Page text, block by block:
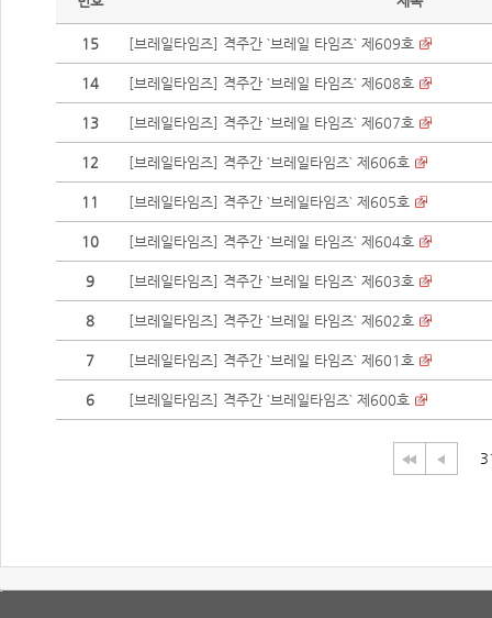
15 [브레일타임즈] 격주간 `브레일 타임즈` 제609호
14 [브레일타임즈] 격주간 `브레일 타임즈` 제608호
13 [브레일타임즈] 격주간 `브레일 타임즈` 제607호
12 [브레일타임즈] 격주간 `브레일타임즈` 제606호
11 [브레일타임즈] 격주간 `브레일타임즈` 제605호
10 [브레일타임즈] 격주간 `브레일 타임즈` 제604호
9 [브레일타임즈] 격주간 `브레일 타임즈` 제603호
8 [브레일타임즈] 격주간 `브레일 타임즈` 제602호
7 [브레일타임즈] 격주간 `브레일 타임즈` 제601호
6 [브레일타임즈] 격주간 `브레일타임즈` 제600호